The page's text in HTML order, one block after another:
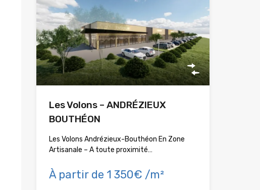
Les Volons – ANDRÉZIEUX
BOUTHÉON
Les Volons Andrézieux-Bouthéon En Zone
Artisanale – A toute proximité…
À partir de 1 350€ /m²